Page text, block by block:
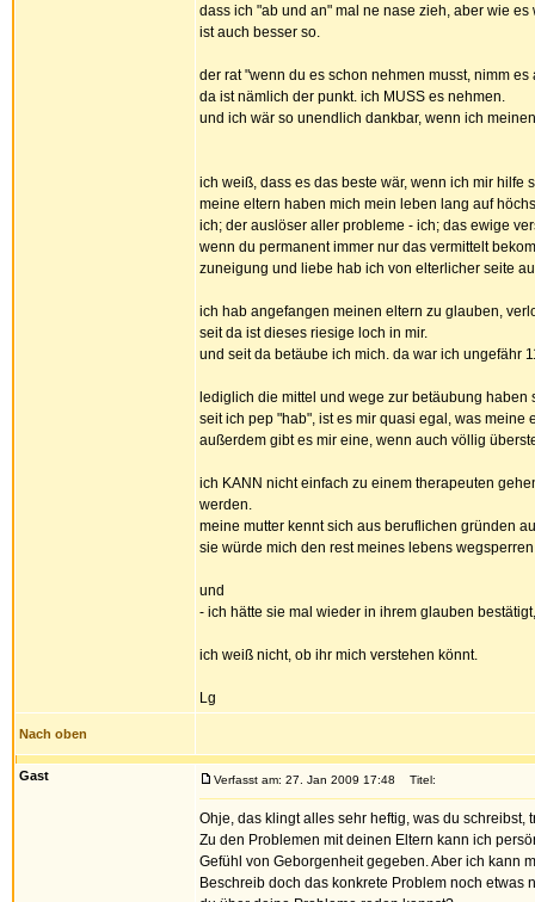
dass ich "ab und an" mal ne nase zieh, aber wie
ist auch besser so.
der rat "wenn du es schon nehmen musst, nimm
da ist nämlich der punkt. ich MUSS es nehmen.
und ich wär so unendlich dankbar, wenn ich
ich weiß, dass es das beste wär, wenn ich mir
meine eltern haben mich mein leben lang auf
ich; der auslöser aller probleme - ich; das ewige
wenn du permanent immer nur das vermittelt
zuneigung und liebe hab ich von elterlicher seite
ich hab angefangen meinen eltern zu glauben,
seit da ist dieses riesige loch in mir.
und seit da betäube ich mich. da war ich ungefähr
lediglich die mittel und wege zur betäubung haben
seit ich pep "hab", ist es mir quasi egal, was meine
außerdem gibt es mir eine, wenn auch völlig
ich KANN nicht einfach zu einem therapeuten
werden.
meine mutter kennt sich aus beruflichen gründen
sie würde mich den rest meines lebens
und
- ich hätte sie mal wieder in ihrem glauben
ich weiß nicht, ob ihr mich verstehen könnt.
Lg
Nach oben
Gast Verfasst am: 27. Jan 2009 17:48 Titel:
Ohje, das klingt alles sehr heftig, was du schreibst,
Zu den Problemen mit deinen Eltern kann ich
Gefühl von Geborgenheit gegeben. Aber ich kann
Beschreib doch das konkrete Problem noch etwas